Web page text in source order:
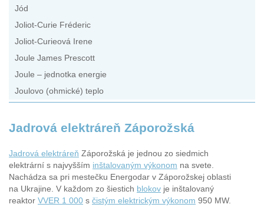
Jód
Joliot-Curie Fréderic
Joliot-Curieová Irene
Joule James Prescott
Joule – jednotka energie
Joulovo (ohmické) teplo
Jadrová elektráreň Záporožská
Jadrová elektráreň Záporožská je jednou zo siedmich
elektrární s najvyšším inštalovaným výkonom na svete.
Nachádza sa pri mestečku Energodar v Záporožskej oblasti
na Ukrajine. V každom zo šiestich blokov je inštalovaný
reaktor VVER 1 000 s čistým elektrickým výkonom 950 MW.